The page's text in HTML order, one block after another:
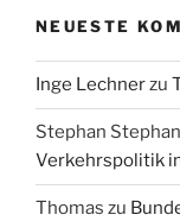
NEUESTE
Inge Lechnerzu
Stephan
Verkehrspolitik
Thomas zu